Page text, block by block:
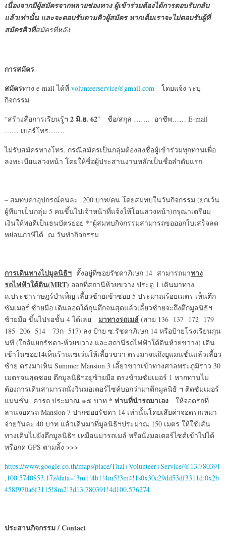
เนื่องจากมีผู้สมัครจากหลายช่องทาง ผู้เข้าร่วมต้องได้การตอบรับกลับ
แล้วเท่านั้น และจะตอบรับตามคิวผู้สมัคร หากเต็มเราจะไม่ตอบรับผู้ที่
สมัครคิวที่สมัครทีหลัง
การสมัคร
สมัครทาง e-mail ได้ที่ volunteerservice@gmail.comโดยแจ้ง ระบุ
กิจกรรม
“สร้างสื่อการเรียนรู้ฯ 2 มิ.ย. 62” ชื่อ/สกุล ……. อาชีพ…… E-mail
…… เบอร์โทร…….
ไม่รับสมัครทางโทร. กรณีสมัครเป็นกลุ่มต้องส่งชื่อผู้เข้าร่วมทุกท่านเพื่อ
ลงทะเบียนล่วงหน้า โดยให้ชื่อผู้ประสานงานหลักเป็นชื่อลำดับแรก
– สมทบค่าอุปกรณ์คนละ 200 บาท/คน โดยสมทบในวันกิจกรรม (ยกเว้น
ผู้ทีมาเป็นกลุ่ม 5 คนขึ้นไปเจ้าหน้าที่แจ้งให้โอนล่วงหน้า)กรุณาเตรียม
เงินให้พอดีเป็นธนบัตรย่อย **ผู้สมทบกิจกรรมสามารถขอออกใบเสร็จลด
หย่อนภาษีได้ ณ วันทำกิจกรรม
การเดินทางไปมูลนิธิฯตั้งอยู่ที่ซอยรัชดาภิเษก 14 สามารถมาทาง
รถไฟฟ้าใต้ดิน(MRT) ออกที่สถานีห้วยขวาง ประตู 1 เดินมาทาง
ถ.ประชาราษฎร์บำเพ็ญ เลี้ยวซ้ายเข้าซอย 5 ประมาณร้อยเมตร เห็นตึก
ซัมเมอร์ ซ้ายมือ เดินลอดใต้ถุนตึกจนสุดแล้วเลี้ยวซ้ายจะถึงตึกมูลนิธิฯ
ซ้ายมือ ขึ้นไปรอชั้น 4 ได้เลย
มาทางรถเมล์ (สาย 136 137 172 179
185 206 514 73ก 517) ลง ป้าย ซ.รัชดาภิเษก 14 หรือป้ายโรงเรียนกุน
นที (ใกล้แยกรัชดา-ห้วยขวาง และสถานีรถไฟฟ้าใต้ดินห้วยขวาง) เดิน
เข้าในซอย14เห็นร้านเซเว่นให้เลี้ยวขวา ตรงมาจนถึงยูแมนชั่นแล้วเลี้ยว
ซ้าย ตรงมาเห็น Summer Mansion 3 เลี้ยวขวาเข้าทางศาลพระภูมิราว 30
เมตรจนสุดซอย ตึกมูลนิธิฯอยู่ซ้ายมือ ตรงข้ามซัมเมอร์ 1 หากท่านไม่
ต้องการเดินสามารถนั่งวินมอเตอร์ไซค์บอกว่ามาตึกมูลนิธิ ฯ ติดซัมเมอร์
แมนชั่น ค่ารถ ประมาณ ๑๕ บาท * ท่านที่นำรถมาเอง
ให้จอดรถที่
ลานจอดรถ Mansion 7 ปากซอยรัชดา 14 เท่านั้นโดยเสียค่าจอดรถเหมา
จ่ายวันละ 40 บาท แล้วเดินมาที่มูลนิธิฯประมาณ 150 เมตร ให้ใช้เส้น
ทางเดินไปยังตึกมูลนิธิฯ เหมือนมารถเมล์ หรือนั่งมอเตอร์ไซต์เข้าไปได้
หรือกด GPS ตามลิ้ง >>>
https://www.google.co.th/maps/place/Thai+Volunteer+Service/@13.780391
,100.5740853,17z/data=!3m1!4b1!4m5!3m4!1s0x30e29dd53df3311d:0x2b
458f970a6f3115!8m2!3d13.780391!4d100.576274
ประสานกิจกรรม/ Contact